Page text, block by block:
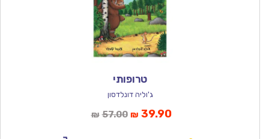
טרופותי
ג'וליה דונלדסון
₪ 57.00המחיר
₪ 39.90המחיר